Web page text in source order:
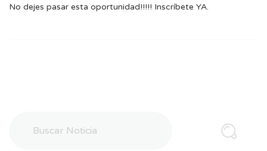
No dejes pasar esta oportunidad!!!!! Inscríbete YA.